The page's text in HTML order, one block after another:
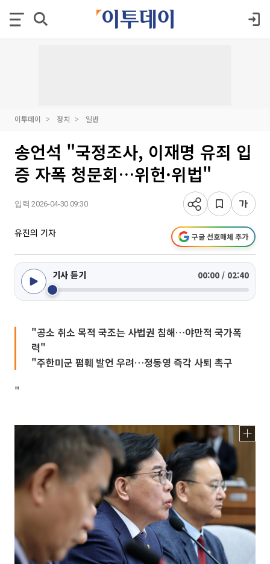
이투데이 정치 일반
송언석 "국정조사, 이재명 유죄 입
증 자폭 청문회…위헌·위법"
입력 2026-04-30 09:30
유진의 기자 구글 선호매체 추가
기사 듣기 00:00 / 02:40
"공소 취소 목적 국조는 사법권 침해…야만적 국가폭
력"
"주한미군 폄훼 발언 우려…정동영 즉각 사퇴 촉구
"